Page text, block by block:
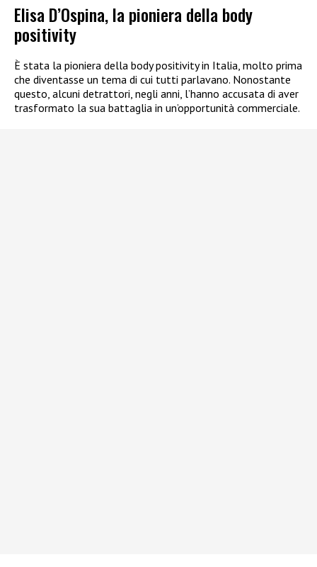
Elisa D’Ospina, la pioniera della body
positivity
È stata la pioniera della body positivity in Italia, molto prima
che diventasse un tema di cui tutti parlavano. Nonostante
questo, alcuni detrattori, negli anni, l’hanno accusata di aver
trasformato la sua battaglia in un’opportunità commerciale.